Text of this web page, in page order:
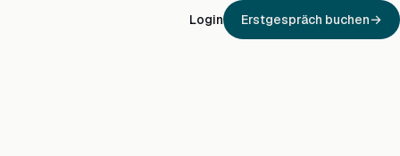
Login Erstgespräch buchen